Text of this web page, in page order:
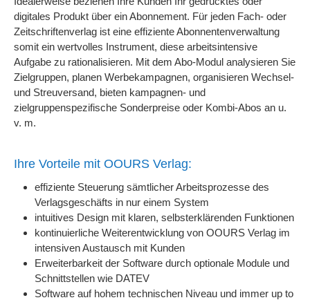
digitales Produkt über ein Abonnement. Für jeden Fach- oder
Zeitschriftenverlag ist eine effiziente Abonnentenverwaltung
somit ein wertvolles Instrument, diese arbeitsintensive
Aufgabe zu rationalisieren. Mit dem Abo-Modul analysieren Sie
Zielgruppen, planen Werbekampagnen, organisieren Wechsel-
und Streuversand, bieten kampagnen- und
zielgruppenspezifische Sonderpreise oder Kombi-Abos an u.
v. m.
Ihre Vorteile mit OOURS Verlag:
effiziente Steuerung sämtlicher Arbeitsprozesse des
Verlagsgeschäfts in nur einem System
intuitives Design mit klaren, selbsterklärenden Funktionen
kontinuierliche Weiterentwicklung von OOURS Verlag im
intensiven Austausch mit Kunden
Erweiterbarkeit der Software durch optionale Module und
Schnittstellen wie DATEV
Software auf hohem technischen Niveau und immer up to